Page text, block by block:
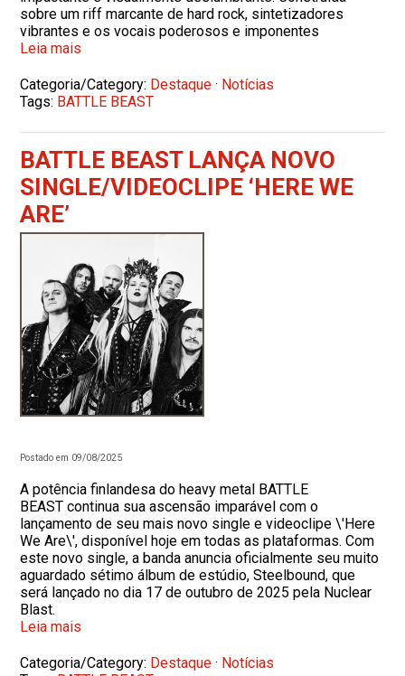
sobre um riff marcante de hard rock, sintetizadores
vibrantes e os vocais poderosos e imponentes
Leia mais
Categoria/Category: Destaque · Notícias
Tags: BATTLE BEAST
BATTLE BEAST LANÇA NOVO
SINGLE/VIDEOCLIPE ‘HERE WE
ARE’
Postado em 09/08/2025
A potência finlandesa do heavy metal BATTLE
BEAST continua sua ascensão imparável com o
lançamento de seu mais novo single e videoclipe \'Here
We Are\', disponível hoje em todas as plataformas. Com
este novo single, a banda anuncia oficialmente seu muito
aguardado sétimo álbum de estúdio, Steelbound, que
será lançado no dia 17 de outubro de 2025 pela Nuclear
Blast.
Leia mais
Categoria/Category: Destaque · Notícias